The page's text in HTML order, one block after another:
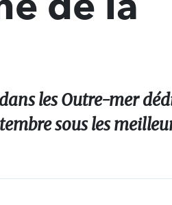
les Outre-mer
sous les